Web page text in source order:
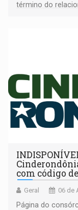
término do
com código
Geral 06 de
Página do